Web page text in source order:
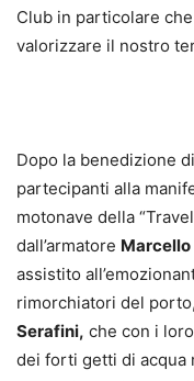
Club in particolare
valorizzare il nostro
Dopo la benedizione
partecipanti alla
motonave della
dall’armatore
assistito
rimorchiatori del
Serafini, che con i
dei forti getti di acqua